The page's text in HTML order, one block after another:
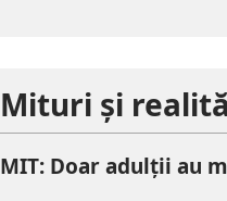
Mituri și
MIT: Doar adulții au